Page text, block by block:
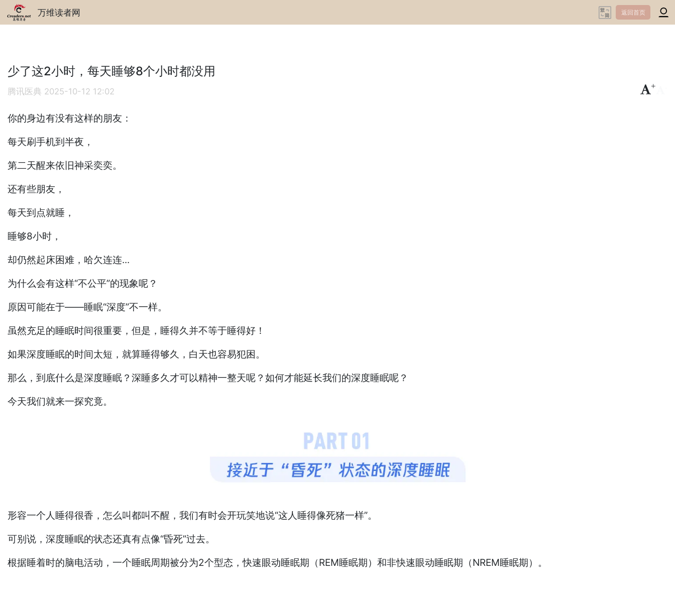
万维读者网 返回首页
少了这2小时，每天睡够8个小时都没用
腾讯医典 2025-10-12 12:02
+
你的身边有没有这样的朋友：
每天刷手机到半夜，
第二天醒来依旧神采奕奕。
还有些朋友，
每天到点就睡，
睡够8小时，
却仍然起床困难，哈欠连连...
为什么会有这样“不公平”的现象呢？
原因可能在于——睡眠“深度”不一样。
虽然充足的睡眠时间很重要，但是，睡得久并不等于睡得好！
如果深度睡眠的时间太短，就算睡得够久，白天也容易犯困。
那么，到底什么是深度睡眠？深睡多久才可以精神一整天呢？如何才能延长我们的深度睡眠呢？
今天我们就来一探究竟。
形容一个人睡得很香，怎么叫都叫不醒，我们有时会开玩笑地说“这人睡得像死猪一样”。
可别说，深度睡眠的状态还真有点像“昏死”过去。
根据睡着时的脑电活动，一个睡眠周期被分为2个型态，快速眼动睡眠期（REM睡眠期）和非快速眼动睡眠期（NREM睡眠期）。